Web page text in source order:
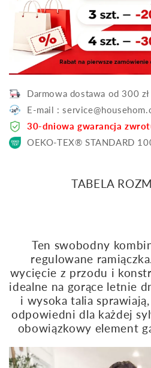
Darmowa dostawa od 300 zł
E-mail :
30-dniowa gwarancja
OEKO-TEX® STANDARD
TABELA
Ten swobodny
regulowane
wycięcie z przodu i
idealne na gorące letnie
i wysoka talia
odpowiedni dla każdej
obowiązkowy element